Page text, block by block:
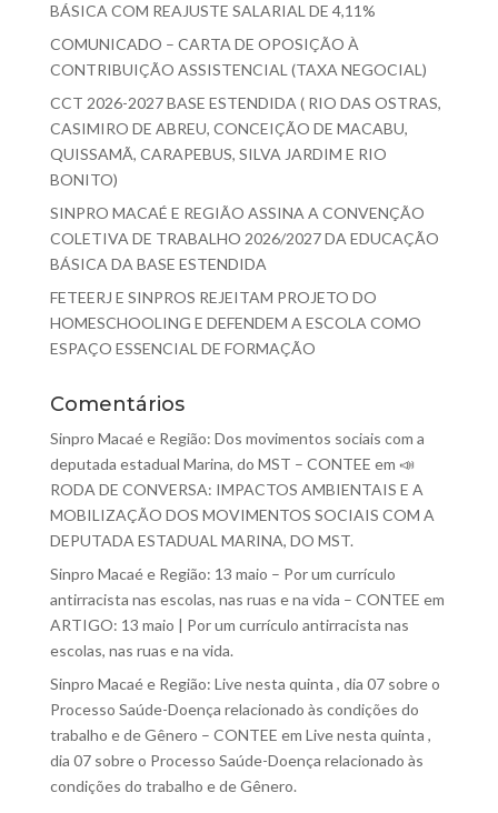
BÁSICA COM REAJUSTE SALARIAL DE 4,11%
COMUNICADO – CARTA DE OPOSIÇÃO À
CONTRIBUIÇÃO ASSISTENCIAL (TAXA NEGOCIAL)
CCT 2026-2027 BASE ESTENDIDA ( RIO DAS OSTRAS,
CASIMIRO DE ABREU, CONCEIÇÃO DE MACABU,
QUISSAMÃ, CARAPEBUS, SILVA JARDIM E RIO
BONITO)
SINPRO MACAÉ E REGIÃO ASSINA A CONVENÇÃO
COLETIVA DE TRABALHO 2026/2027 DA EDUCAÇÃO
BÁSICA DA BASE ESTENDIDA
FETEERJ E SINPROS REJEITAM PROJETO DO
HOMESCHOOLING E DEFENDEM A ESCOLA COMO
ESPAÇO ESSENCIAL DE FORMAÇÃO
Comentários
Sinpro Macaé e Região: Dos movimentos sociais com a
deputada estadual Marina, do MST – CONTEE em 📣
RODA DE CONVERSA: IMPACTOS AMBIENTAIS E A
MOBILIZAÇÃO DOS MOVIMENTOS SOCIAIS COM A
DEPUTADA ESTADUAL MARINA, DO MST.
Sinpro Macaé e Região: 13 maio – Por um currículo
antirracista nas escolas, nas ruas e na vida – CONTEE em
ARTIGO: 13 maio | Por um currículo antirracista nas
escolas, nas ruas e na vida.
Sinpro Macaé e Região: Live nesta quinta , dia 07 sobre o
Processo Saúde-Doença relacionado às condições do
trabalho e de Gênero – CONTEE em Live nesta quinta ,
dia 07 sobre o Processo Saúde-Doença relacionado às
condições do trabalho e de Gênero.